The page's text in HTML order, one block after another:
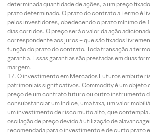
determinada quantidade de ações, a um preço
prazo determinado. O prazo do contrato a Termo é
pelos investidores, obedecendo o prazo mínimo de
dias corridos. O preço será o valor da ação
correspondente aos juros – que são fixados
função do prazo do contrato. Toda transação a
garantia. Essas garantias são prestadas em duas
margem.
O investimento em Mercados Futuros embute
patrimoniais significativos. Commodity é um objeto
preço de um contrato futuro ou outro instrumento
consubstanciar um índice, uma taxa, um valor
um investimento de risco muito alto, que contempla
oscilação de preço devido à utilização de
recomendada para o investimento é de curto prazo